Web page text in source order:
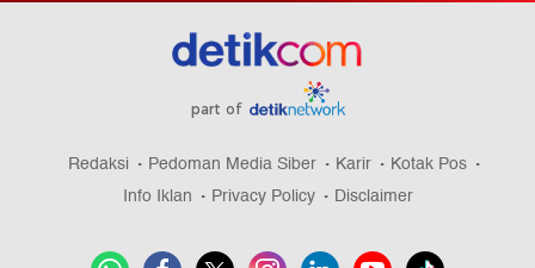
part of
Redaksi Pedoman Media Siber Karir
Kotak Pos
Info Iklan
Privacy Policy Disclaimer